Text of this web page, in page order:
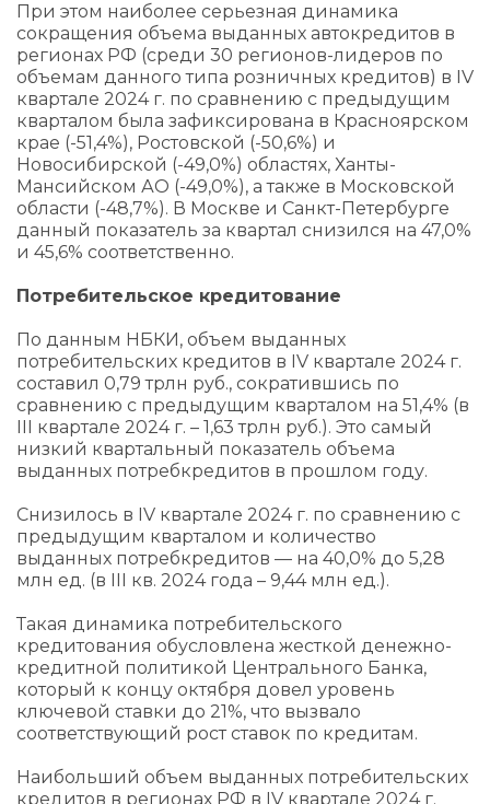
При этом наиболее серьезная динамика
сокращения объема выданных автокредитов в
регионах РФ (среди 30 регионов-лидеров по
объемам данного типа розничных кредитов) в IV
квартале 2024 г. по сравнению с предыдущим
кварталом была зафиксирована в Красноярском
крае (-51,4%), Ростовской (-50,6%) и
Новосибирской (-49,0%) областях, Ханты-
Мансийском АО (-49,0%), а также в Московской
области (-48,7%). В Москве и Санкт-Петербурге
данный показатель за квартал снизился на 47,0%
и 45,6% соответственно.
Потребительское кредитование
По данным НБКИ, объем выданных
потребительских кредитов в IV квартале 2024 г.
составил 0,79 трлн руб., сократившись по
сравнению с предыдущим кварталом на 51,4% (в
III квартале 2024 г. – 1,63 трлн руб.). Это самый
низкий квартальный показатель объема
выданных потребкредитов в прошлом году.
Снизилось в IV квартале 2024 г. по сравнению с
предыдущим кварталом и количество
выданных потребкредитов — на 40,0% до 5,28
млн ед. (в III кв. 2024 года – 9,44 млн ед.).
Такая динамика потребительского
кредитования обусловлена жесткой денежно-
кредитной политикой Центрального Банка,
который к концу октября довел уровень
ключевой ставки до 21%, что вызвало
соответствующий рост ставок по кредитам.
Наибольший объем выданных потребительских
кредитов в регионах РФ в IV квартале 2024 г.